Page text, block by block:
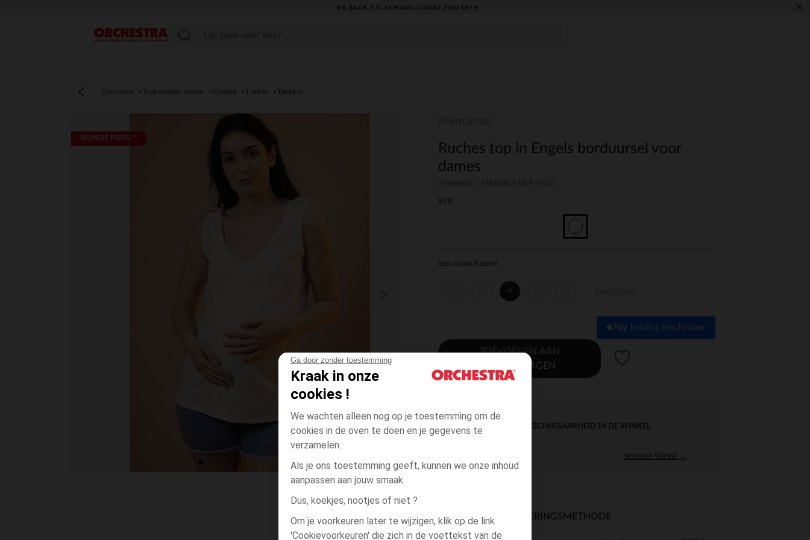
Ga door zonder toestemming
Kraak in onze
cookies !
We wachten alleen nog op je toestemming om de
cookies in de oven te doen en je gegevens te
verzamelen.
Als je ons toestemming geeft, kunnen we onze inhoud
aanpassen aan jouw smaak.
Dus, koekjes, nootjes of niet ?
Om je voorkeuren later te wijzigen, klik op de link
'Cookievoorkeuren' die zich in de voettekst van de
DE BACK-TO-SCHOOL LOOKS ZIJN ER! ✨ ×
menu
Orchestra Toekomstige mama Kleding T-shirts Tanktop
RONDE PRIJS**
Ruches top in Engels borduursel voor
dames
Wit
een maat kiezen
M
betaling beschikbaar
TOEVOEGEN AAN
WINKELWAGEN
DIRECTE BESCHIKBAARHEID IN DE WINKEL
Selecteer Winkel →
BESCHIKBAARE LEVERINGSMETHODE